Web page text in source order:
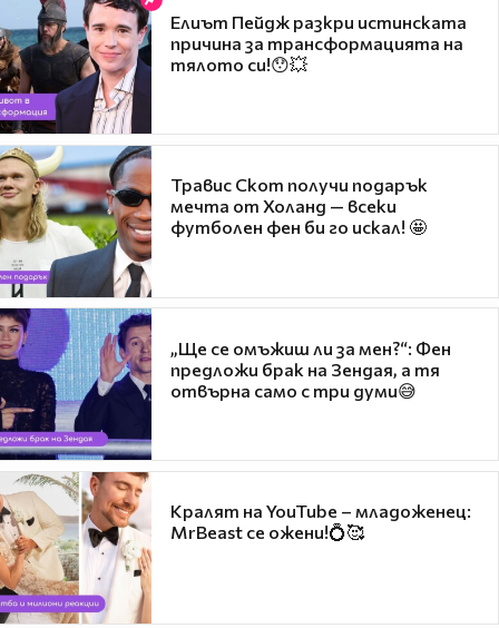
Елиът Пейдж разкри истинската
причина за трансформацията на
тялото си!😯💥
Травис Скот получи подарък
мечта от Холанд — всеки
футболен фен би го искал! 🤩
„Ще се омъжиш ли за мен?“: Фен
предложи брак на Зендая, а тя
отвърна само с три думи😅
Кралят на YouTube – младоженец:
MrBeast се ожени!💍🥰